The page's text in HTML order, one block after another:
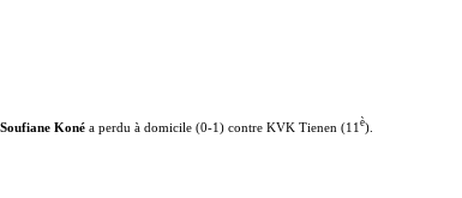
Soufiane Koné a perdu à domicile (0-1) contre KVK Tienen (11 è).